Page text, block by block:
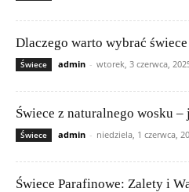
Dlaczego warto wybrać
Świece admin - wtorek, 3 czerwca,
Świece z naturalnego wosku
Świece admin - niedziela, 1 czerwca,
Świece Parafinowe: Zalety i